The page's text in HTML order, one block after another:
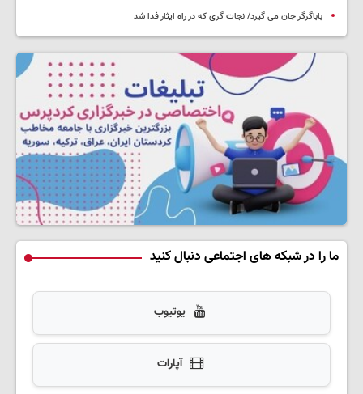
باباگرگر جان می گیرد/ نجات گری که در راه ایثار فدا شد
ما را در شبکه های اجتماعی دنبال کنید
یوتیوب
آپارات